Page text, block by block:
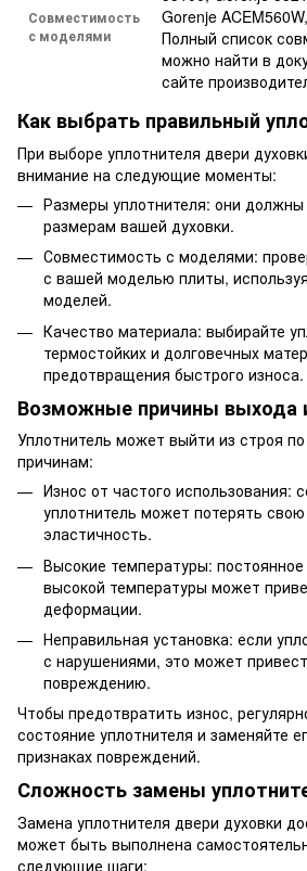
Совместимость
с моделями
Gorenje
Полный список
можно найти в
сайте
Как выбрать правильный
При выборе уплотнителя двери
внимание на следующие моменты:
Размеры уплотнителя: они должны
размерам вашей духовки.
Совместимость с моделями:
с вашей моделью плиты,
моделей.
Качество материала: выбирайте
термостойких и долговечных
предотвращения быстрого износа.
Возможные причины выхода
Уплотнитель может выйти из строя
причинам:
Износ от частого использования:
уплотнитель может потерять
эластичность.
Высокие температуры:
высокой температуры может
деформации.
Неправильная установка: если
с нарушениями, это может
повреждению.
Чтобы предотвратить износ,
состояние уплотнителя и заменяйте
признаках повреждений.
Сложность замены
Замена уплотнителя двери духовки
может быть выполнена
следующие шаги: